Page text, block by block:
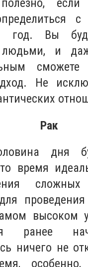
год. Вы
людьми, и
Не
Рак
дня
время
высоком
ранее
ничего не